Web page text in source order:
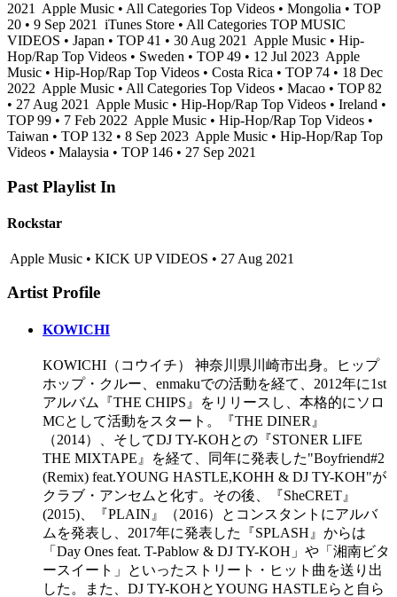
2021 Apple Music • All Categories Top Videos • Mongolia • TOP
20 • 9 Sep 2021 iTunes Store • All Categories TOP MUSIC
VIDEOS • Japan • TOP 41 • 30 Aug 2021 Apple Music • Hip-
Hop/Rap Top Videos • Sweden • TOP 49 • 12 Jul 2023 Apple
Music • Hip-Hop/Rap Top Videos • Costa Rica • TOP 74 • 18 Dec
2022 Apple Music • All Categories Top Videos • Macao • TOP 82
• 27 Aug 2021 Apple Music • Hip-Hop/Rap Top Videos • Ireland •
TOP 99 • 7 Feb 2022 Apple Music • Hip-Hop/Rap Top Videos •
Taiwan • TOP 132 • 8 Sep 2023 Apple Music • Hip-Hop/Rap Top
Videos • Malaysia • TOP 146 • 27 Sep 2021
Past Playlist In
Rockstar
Apple Music • KICK UP VIDEOS • 27 Aug 2021
Artist Profile
KOWICHI
KOWICHI（コウイチ） 神奈川県川崎市出身。ヒップ
ホップ・クルー、enmakuでの活動を経て、2012年に1st
アルバム『THE CHIPS』をリリースし、本格的にソロ
MCとして活動をスタート。『THE DINER』
（2014）、そしてDJ TY-KOHとの『STONER LIFE
THE MIXTAPE』を経て、同年に発表した"Boyfriend#2
(Remix) feat.YOUNG HASTLE,KOHH & DJ TY-KOH"が
クラブ・アンセムと化す。その後、『SheCRET』
(2015)、『PLAIN』（2016）とコンスタントにアルバ
ムを発表し、2017年に発表した『SPLASH』からは
「Day Ones feat. T-Pablow & DJ TY-KOH」や「湘南ビタ
ースイート」といったストリート・ヒット曲を送り出
した。また、DJ TY-KOHとYOUNG HASTLEらと自ら